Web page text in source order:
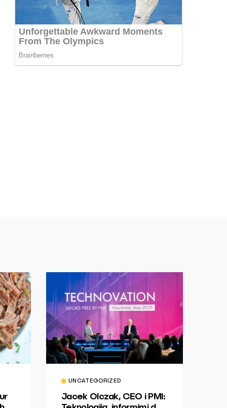
UNCATEGORIZED
Jacek Olczak, CEO i PMI: